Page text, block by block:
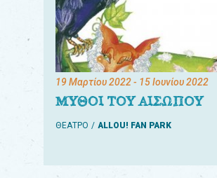
19 Μαρτίου 2022- 15 Ιουνίου 2022
ΜΥΘΟΙ ΤΟΥ ΑΙΣΩΠΟΥ
ΘΕΑΤΡΟ ALLOU! FAN PARK